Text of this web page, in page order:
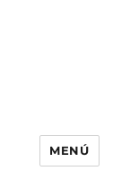
MENÚ